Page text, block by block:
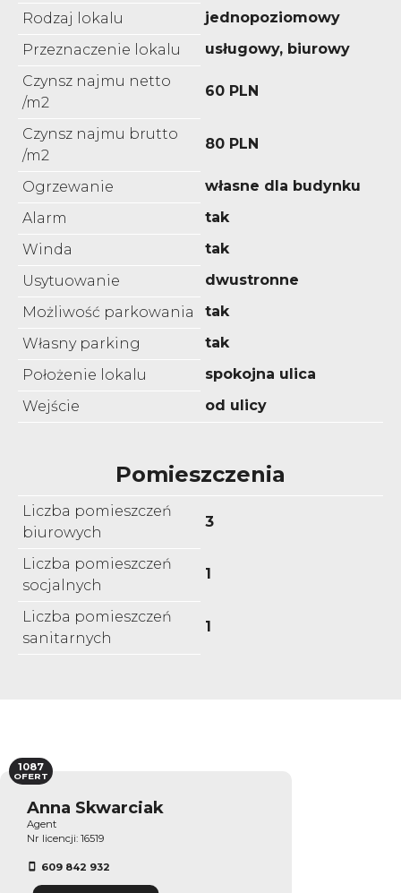
Rodzaj lokalu
jednopoziomowy
Przeznaczenie lokalu
usługowy, biurowy
Czynsz najmu netto
/m2
60 PLN
Czynsz najmu brutto
/m2
80 PLN
Ogrzewanie
własne dla budynku
Alarm
tak
Winda
tak
Usytuowanie
dwustronne
Możliwość parkowania
tak
Własny parking
tak
Położenie lokalu
spokojna ulica
Wejście
od ulicy
Pomieszczenia
Liczba pomieszczeń
biurowych
3
Liczba pomieszczeń
socjalnych
1
Liczba pomieszczeń
sanitarnych
1
Anna Skwarciak
Agent
Nr licencji: 16519
609 842 932
1087
OFERT